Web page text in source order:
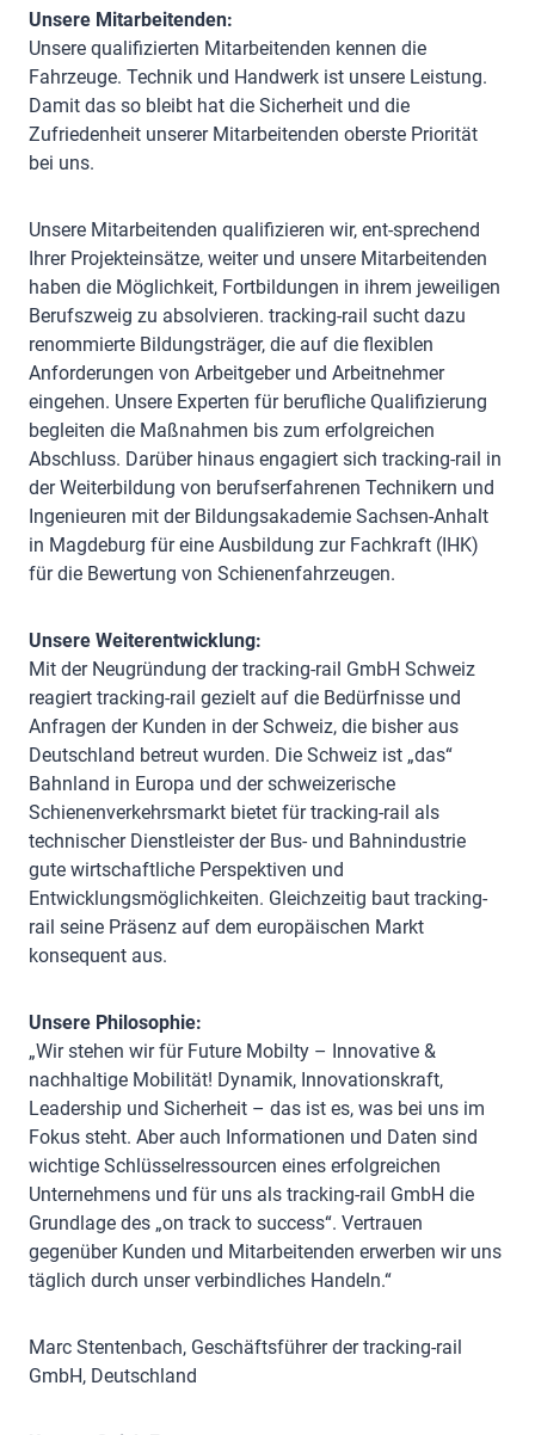
Unsere Mitarbeitenden:
Unsere qualifizierten Mitarbeitenden kennen die
Fahrzeuge. Technik und Handwerk ist unsere Leistung.
Damit das so bleibt hat die Sicherheit und die
Zufriedenheit unserer Mitarbeitenden oberste Priorität
bei uns.
Unsere Mitarbeitenden qualifizieren wir, ent-sprechend
Ihrer Projekteinsätze, weiter und unsere Mitarbeitenden
haben die Möglichkeit, Fortbildungen in ihrem jeweiligen
Berufszweig zu absolvieren. tracking-rail sucht dazu
renommierte Bildungsträger, die auf die flexiblen
Anforderungen von Arbeitgeber und Arbeitnehmer
eingehen. Unsere Experten für berufliche Qualifizierung
begleiten die Maßnahmen bis zum erfolgreichen
Abschluss. Darüber hinaus engagiert sich tracking-rail in
der Weiterbildung von berufserfahrenen Technikern und
Ingenieuren mit der Bildungsakademie Sachsen-Anhalt
in Magdeburg für eine Ausbildung zur Fachkraft (IHK)
für die Bewertung von Schienenfahrzeugen.
Unsere Weiterentwicklung:
Mit der Neugründung der tracking-rail GmbH Schweiz
reagiert tracking-rail gezielt auf die Bedürfnisse und
Anfragen der Kunden in der Schweiz, die bisher aus
Deutschland betreut wurden. Die Schweiz ist „das“
Bahnland in Europa und der schweizerische
Schienenverkehrsmarkt bietet für tracking-rail als
technischer Dienstleister der Bus- und Bahnindustrie
gute wirtschaftliche Perspektiven und
Entwicklungsmöglichkeiten. Gleichzeitig baut tracking-
rail seine Präsenz auf dem europäischen Markt
konsequent aus.
Unsere Philosophie:
„Wir stehen wir für Future Mobilty – Innovative &
nachhaltige Mobilität! Dynamik, Innovationskraft,
Leadership und Sicherheit – das ist es, was bei uns im
Fokus steht. Aber auch Informationen und Daten sind
wichtige Schlüsselressourcen eines erfolgreichen
Unternehmens und für uns als tracking-rail GmbH die
Grundlage des „on track to success“. Vertrauen
gegenüber Kunden und Mitarbeitenden erwerben wir uns
täglich durch unser verbindliches Handeln.“
Marc Stentenbach, Geschäftsführer der tracking-rail
GmbH, Deutschland